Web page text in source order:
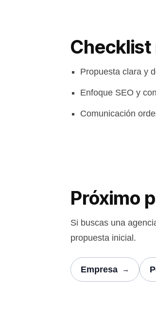
Checklist
Propuesta clara y
Enfoque SEO y
Comunicación
Próximo
Si buscas una
propuesta inicial.
Empresa